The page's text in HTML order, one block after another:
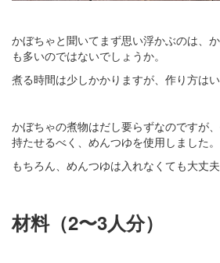
かぼちゃと聞いてまず思い浮かぶのは、
も多いのではないでしょうか。
煮る時間は少しかかりますが、作り方は
かぼちゃの煮物はだし要らずなのですが
持たせるべく、めんつゆを使用しました。
もちろん、めんつゆは入れなくても大丈夫
材料（2〜3人分）